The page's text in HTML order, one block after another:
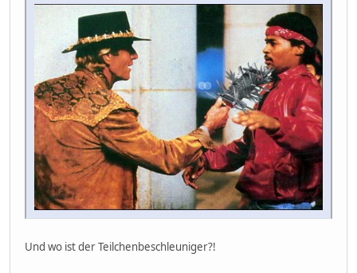
Und wo ist der Teilchenbeschleuniger?!